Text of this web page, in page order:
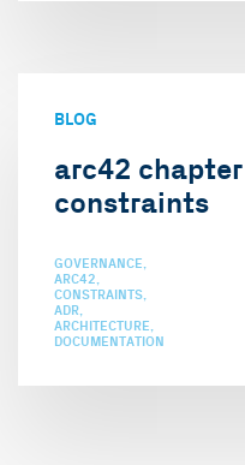
BLOG
arc42
constraints
GOVERNANCE
ARC42
CONSTRAINTS
ADR
ARCHITECTURE
DOCUMENTATION